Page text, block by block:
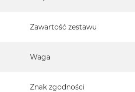
Zawartość zestawu
Waga
Znak zgodności